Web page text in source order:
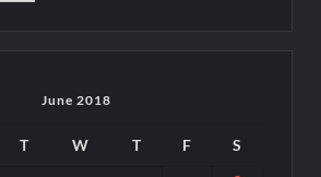
June 2018
T W T F
S